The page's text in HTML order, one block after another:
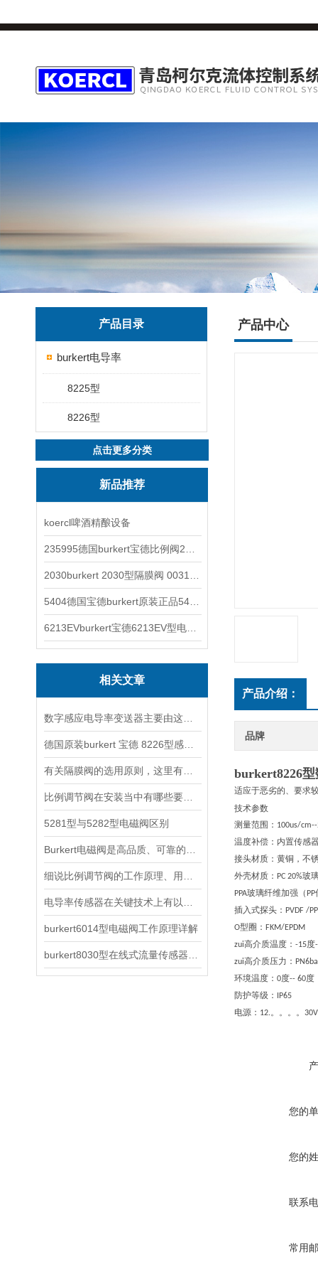
产品目录
burkert电导率
8225型
8226型
点击更多分类
新品推荐
koercl啤酒精酿设备
相关文章
5281型与5282型电磁阀区别
burkert6014型电磁阀工作原理详解
产品中心
产品介绍：
品牌
burkert8226
适应于恶劣的、要求
技术参数
测量范围：100us/
温度补偿：内置传感
接头材质：黄铜，不
外壳材质：PC 20%玻
PPA玻璃纤维加强（
插入式探头：PVDF /PP
O型圈：FKM/EPDM
zui高介质温度：-15
zui高介质压力：
环境温度：0度-- 60度
防护等级：IP65
电源：12.。。。。30V
您的
您的
联系
常用